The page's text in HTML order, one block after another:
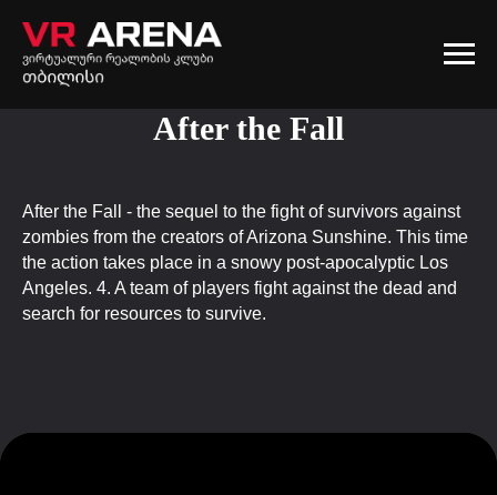
After the Fall
After the Fall - the sequel to the fight of survivors against
zombies from the creators of Arizona Sunshine. This time
the action takes place in a snowy post-apocalyptic Los
Angeles. 4. A team of players fight against the dead and
search for resources to survive.